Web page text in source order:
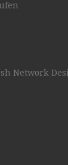
Network